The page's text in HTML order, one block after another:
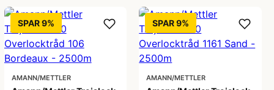
SPAR 9%
AMANN/METTLER
SPAR 9%
AMANN/METTLER